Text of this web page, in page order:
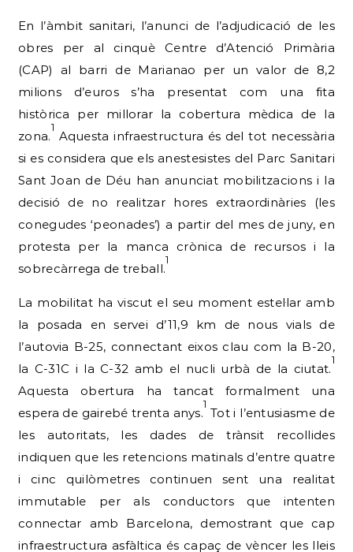
En l’àmbit sanitari, l’anunci de l’adjudicació de les
obres per al cinquè Centre d’Atenció Primària
(CAP) al barri de Marianao per un valor de 8,2
milions d’euros s’ha presentat com una fita
històrica per millorar la cobertura mèdica de la
zona.
1
Aquesta infraestructura és del tot necessària
si es considera que els anestesistes del Parc Sanitari
Sant Joan de Déu han anunciat mobilitzacions i la
decisió de no realitzar hores extraordinàries (les
conegudes ‘peonades’) a partir del mes de juny, en
protesta per la manca crònica de recursos i la
sobrecàrrega de treball.
1
La mobilitat ha viscut el seu moment estel·lar amb
la posada en servei d’11,9 km de nous vials de
l’autovia B-25, connectant eixos clau com la B-20,
la C-31C i la C-32 amb el nucli urbà de la ciutat.
1
Aquesta obertura ha tancat formalment una
espera de gairebé trenta anys.
1
Tot i l’entusiasme de
les autoritats, les dades de trànsit recollides
indiquen que les retencions matinals d’entre quatre
i cinc quilòmetres continuen sent una realitat
immutable per als conductors que intenten
connectar amb Barcelona, demostrant que cap
infraestructura asfàltica és capaç de vèncer les lleis